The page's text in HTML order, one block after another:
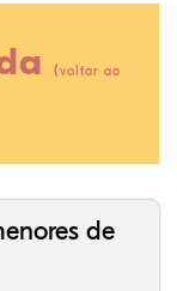
(voltar ao
de